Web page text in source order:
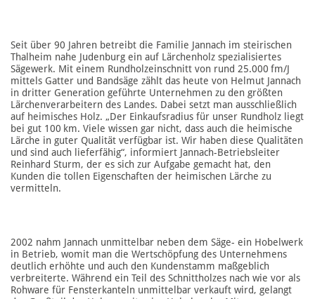
Seit über 90 Jahren betreibt die Familie Jannach im steirischen
Thalheim nahe Judenburg ein auf Lärchenholz spezialisiertes
Sägewerk. Mit einem Rundholzeinschnitt von rund 25.000 fm/J
mittels Gatter und Bandsäge zählt das heute von Helmut Ja nnach
in dritter Generation geführte Unternehmen zu den größten
Lärchenverarbeitern des Landes. Dabei setzt man ausschließlich
auf heimisches Holz. „Der Einkaufsradius für unser Rundholz liegt
bei gut 100 km. Viele wissen gar nicht, dass auch die heimische
Lärche in guter Qualität verfügbar ist. Wir haben diese Qualitäten
und sind auch lieferfähig“, informiert Jannach-Betriebsleiter
Reinhard Sturm, der es sich zur Aufgabe gemacht hat, den
Kunden die tollen Eigenschaften der heimischen Lärche zu
vermitteln.
2002 nahm Jannach unmittelbar neben dem Säge- ein Hobelwerk
in Betrieb, womit man die Wertschöpfung des Unternehmens
deutlich erhöhte und auch den Kundenstamm maßgeblich
verbreiterte. Während ein Teil des Schnittholzes nach wie vor als
Rohware für Fensterkante ln unmittelbar verkauft wird, gelangt